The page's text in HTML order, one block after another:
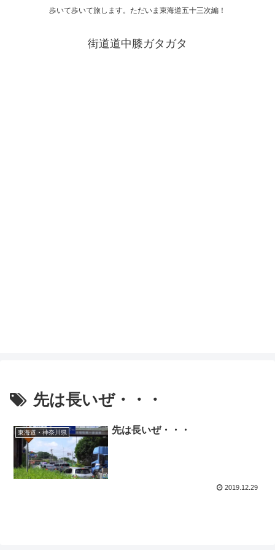
歩いて歩いて旅します。ただいま東海道五十三次編！
街道道中膝ガタガタ
先は長いぜ・・・
東海道・神奈川県 先は長いぜ・・・
2019.12.29